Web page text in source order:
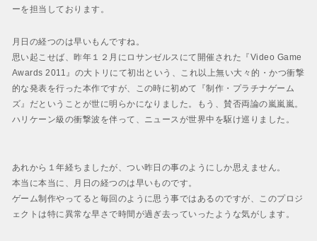
BAYONETTA
ベヨネッタ
ーを担当しております。
月日の経つのは早いもんですね。
思い起こせば、昨年１２月にロサンゼルスにて開催された『Video Game
Awards 2011』の大トリにて初出という、これ以上無い大々的・かつ衝撃
的な発表を行った本作ですが、この時に初めて『制作・プラチナゲーム
ズ』だということが世に明らかになりました。もう、賛否両論の嵐嵐嵐。
ハリケーン級の衝撃波を伴って、ニュースが世界中を駆け巡りました。
あれから１年経ちましたが、つい昨日の事のようにしか思えません。
本当に本当に、月日の経つのは早いものです。
ゲーム制作やってると毎回のように思う事ではあるのですが、このプロジ
ェクトは特に異常な早さで時間が過ぎ去っていったような気がします。